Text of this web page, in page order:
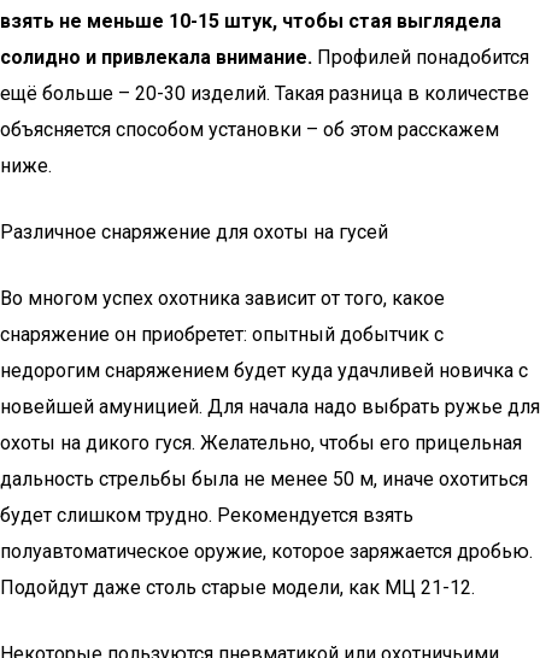
взять не меньше 10-15 штук, чтобы стая выглядела
солидно и привлекала внимание. Профилей понадобится
ещё больше – 20-30 изделий. Такая разница в количестве
объясняется способом установки – об этом расскажем
ниже.
Различное снаряжение для охоты на гусей
Во многом успех охотника зависит от того, какое
снаряжение он приобретет: опытный добытчик с
недорогим снаряжением будет куда удачливей новичка с
новейшей амуницией. Для начала надо выбрать ружье для
охоты на дикого гуся. Желательно, чтобы его прицельная
дальность стрельбы была не менее 50 м, иначе охотиться
будет слишком трудно. Рекомендуется взять
полуавтоматическое оружие, которое заряжается дробью.
Подойдут даже столь старые модели, как МЦ 21-12.